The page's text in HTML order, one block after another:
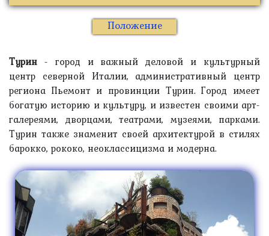
Положение
Турин - город и важный деловой и культурный
центр северной Италии, административный центр
региона Пьемонт и провинции Турин. Город имеет
богатую историю и культуру, и известен своими арт-
галереями, дворцами, театрами, музеями, парками.
Турин также знаменит своей архитектурой в стилях
барокко, рококо, неоклассицизма и модерна.